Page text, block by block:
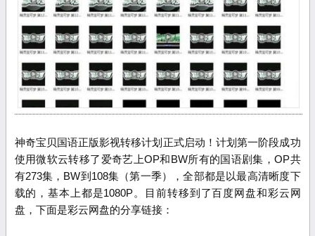
神奇宝贝国语正版影视转移计划正式启动！计划第一阶段成功
使用微软云转移了爱奇艺上OP和BW所有的国语剧集，OP共
有273集，BW到108集（第一季），全部都是以最高清晰度下
载的，基本上都是1080P。目前转移到了百度网盘和彩云网
盘，下面是彩云网盘的分享链接：